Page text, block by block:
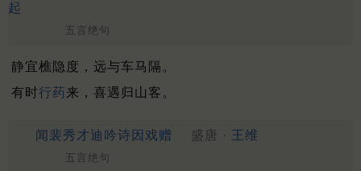
起
五言绝句
静宜樵隐度，远与车马隔。
有时行药来，喜遇归山客。
闻裴秀才迪吟诗因戏赠 盛唐 · 王维
五言绝句